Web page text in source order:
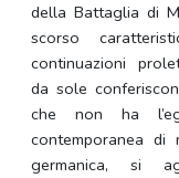
della Battaglia di
scorso
continuazioni
da sole
che non ha
contemporanea
germanica, si